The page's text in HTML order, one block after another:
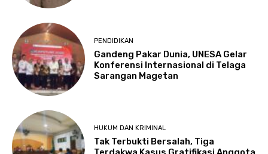
PENDIDIKAN
Gandeng Pakar Dunia, UNESA Gelar
Konferensi Internasional di Telaga
Sarangan Magetan
HUKUM DAN KRIMINAL
Tak Terbukti Bersalah, Tiga